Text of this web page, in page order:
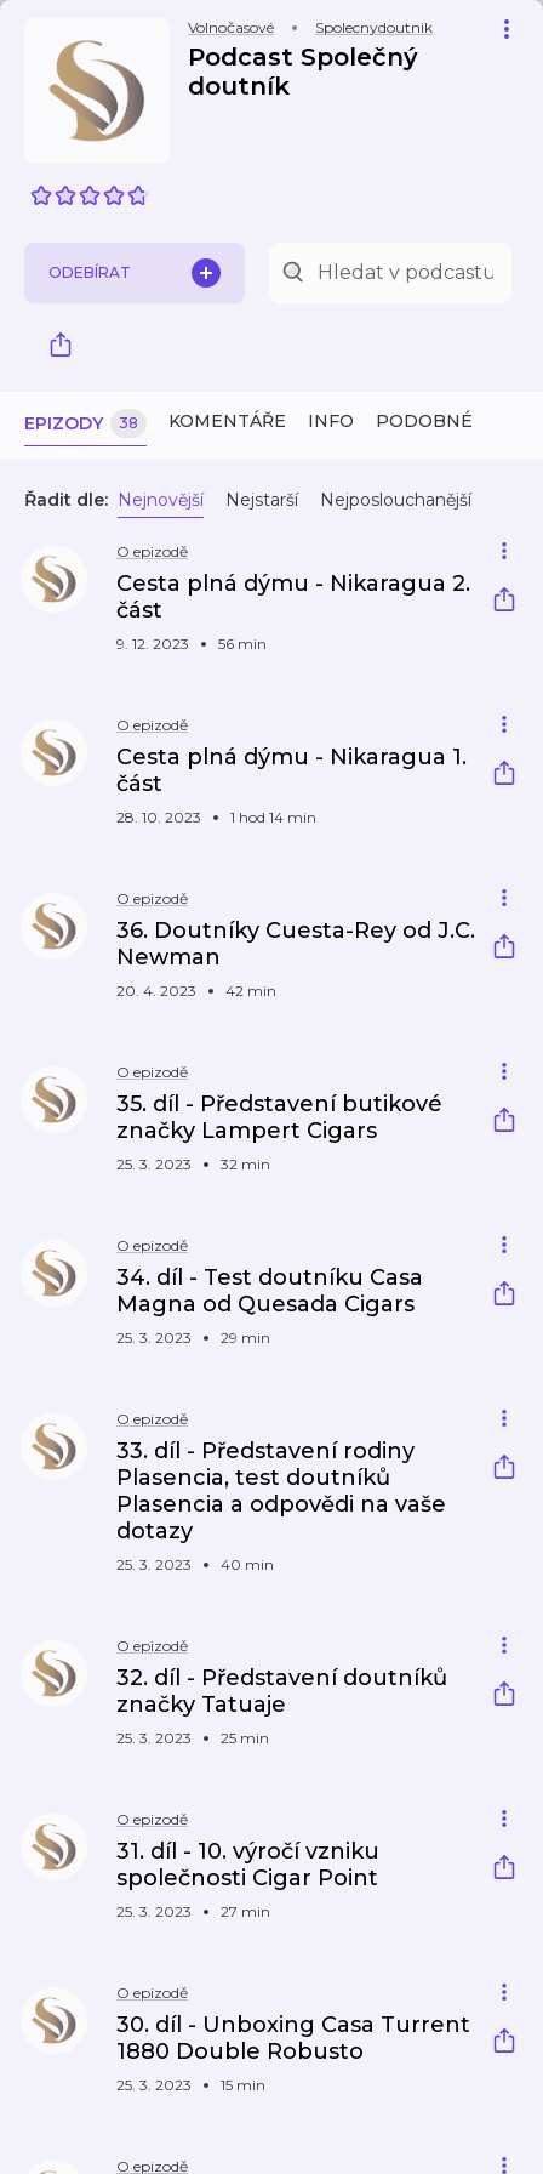
Volnočasové Spolecnydoutnik
Podcast Společný
doutník
ODEBÍRAT
EPIZODY 38 KOMENTÁŘE INFO PODOBNÉ
Řadit dle: Nejnovější Nejstarší Nejposlouchanější
O epizodě
Cesta plná dýmu - Nikaragua 2.
část
9. 12. 2023 56 min
O epizodě
Cesta plná dýmu - Nikaragua 1.
část
28. 10. 2023 1 hod 14 min
O epizodě
36. Doutníky Cuesta-Rey od J.C.
Newman
20. 4. 2023 42 min
O epizodě
35. díl - Představení butikové
značky Lampert Cigars
25. 3. 2023 32 min
O epizodě
34. díl - Test doutníku Casa
Magna od Quesada Cigars
25. 3. 2023 29 min
O epizodě
33. díl - Představení rodiny
Plasencia, test doutníků
Plasencia a odpovědi na vaše
dotazy
25. 3. 2023 40 min
O epizodě
32. díl - Představení doutníků
značky Tatuaje
25. 3. 2023 25 min
O epizodě
31. díl - 10. výročí vzniku
společnosti Cigar Point
25. 3. 2023 27 min
O epizodě
30. díl - Unboxing Casa Turrent
1880 Double Robusto
25. 3. 2023 15 min
O epizodě